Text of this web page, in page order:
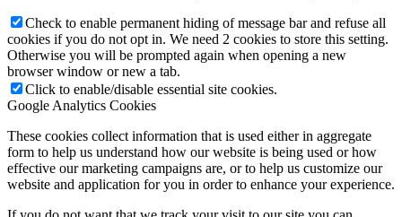
Check to enable permanent hiding of message bar and refuse all
cookies if you do not opt in. We need 2 cookies to store this setting.
Otherwise you will be prompted again when opening a new
browser window or new a tab.
Click to enable/disable essential site cookies.
Google Analytics Cookies
These cookies collect information that is used either in aggregate
form to help us understand how our website is being used or how
effective our marketing campaigns are, or to help us customize our
website and application for you in order to enhance your experience.